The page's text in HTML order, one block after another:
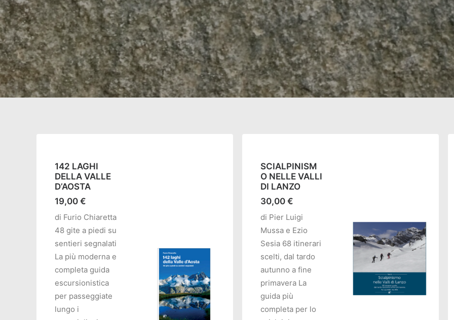
142 LAGHI
DELLA VALLE
D’AOSTA
19,00 €
di Furio Chiaretta
48 gite a piedi su
sentieri segnalati
La più moderna e
completa guida
escursionistica
per passeggiate
lungo i
SCIALPINISM
O NELLE VALLI
DI LANZO
30,00 €
di Pier Luigi
Mussa e Ezio
Sesia 68 itinerari
scelti, dal tardo
autunno a fine
primavera La
guida più
completa per lo